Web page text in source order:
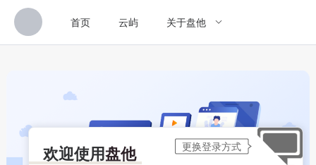
首页 云屿 关于盘他
欢迎使用盘他